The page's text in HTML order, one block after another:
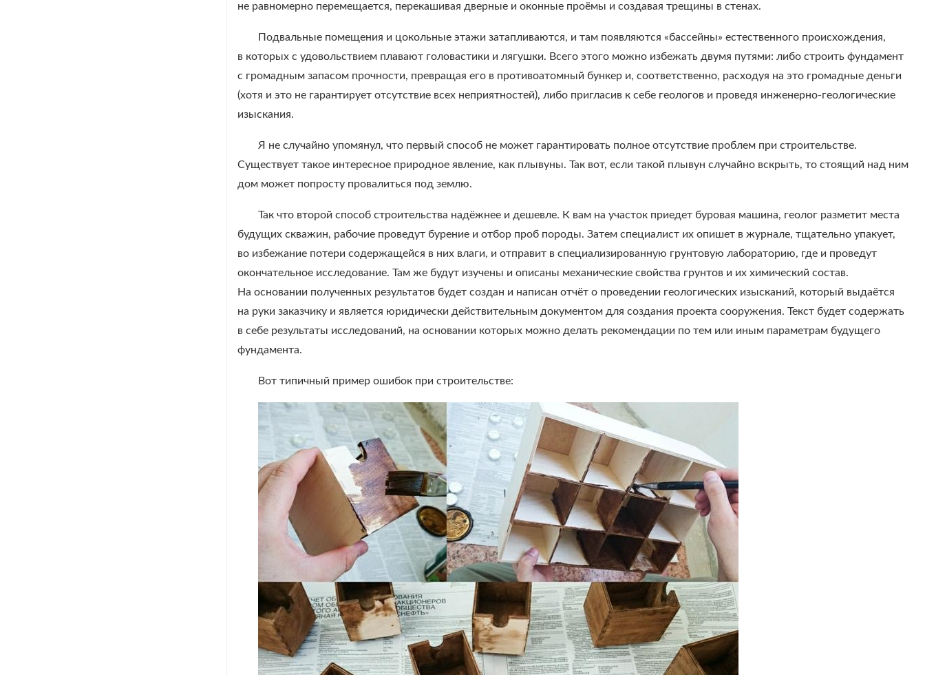
не равномерно перемещается, перекашивая дверные и оконные проёмы и создавая трещины в стенах.
Подвальные помещения и цокольные этажи затапливаются, и там появляются «бассейны» естественного происхождения,
в которых с удовольствием плавают головастики и лягушки. Всего этого можно избежать двумя путями: либо строить фундамент
с громадным запасом прочности, превращая его в противоатомный бункер и, соответственно, расходуя на это громадные деньги
(хотя и это не гарантирует отсутствие всех неприятностей), либо пригласив к себе геологов и проведя инженерно-геологические
изыскания.
Я не случайно упомянул, что первый способ не может гарантировать полное отсутствие проблем при строительстве.
Существует такое интересное природное явление, как плывуны. Так вот, если такой плывун случайно вскрыть, то стоящий над ним
дом может попросту провалиться под землю.
Так что второй способ строительства надёжнее и дешевле. К вам на участок приедет буровая машина, геолог разметит места
будущих скважин, рабочие проведут бурение и отбор проб породы. Затем специалист их опишет в журнале, тщательно упакует,
во избежание потери содержащейся в них влаги, и отправит в специализированную грунтовую лабораторию, где и проведут
окончательное исследование. Там же будут изучены и описаны механические свойства грунтов и их химический состав.
На основании полученных результатов будет создан и написан отчёт о проведении геологических изысканий, который выдаётся
на руки заказчику и является юридически действительным документом для создания проекта сооружения. Текст будет содержать
в себе результаты исследований, на основании которых можно делать рекомендации по тем или иным параметрам будущего
фундамента.
Вот типичный пример ошибок при строительстве: